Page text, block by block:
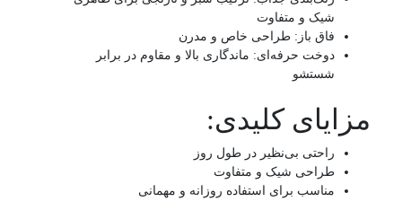
شیک و متفاوت
فاق باز: طراحی خاص و مدرن
دوخت حرفه‌ای: ماندگاری بالا و مقاوم در برابر
شستشو
مزایای کلیدی:
راحتی بی‌نظیر در طول روز
طراحی شیک و متفاوت
مناسب برای استفاده روزانه و مهمانی